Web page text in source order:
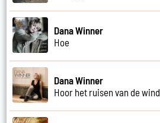
Dana Winner
Hoe
Dana Winner
Hoor het ruisen van de wind